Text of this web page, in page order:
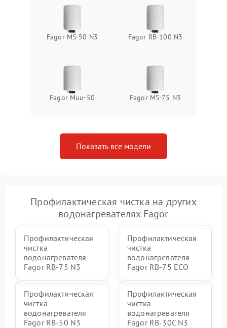
Fagor MS-50 N3 Fagor RB-100 N3
Fagor Muu-50 Fagor MS-75 N3
Показать все модели
Профилактическая чистка на других
водонагревателях Fagor
Профилактическая
чистка
водонагревателя
Fagor RB-75 N3
Профилактическая
чистка
водонагревателя
Fagor RB-75 ECO
Профилактическая
чистка
водонагревателя
Fagor RB-50 N3
Профилактическая
чистка
водонагревателя
Fagor RB-30C N3